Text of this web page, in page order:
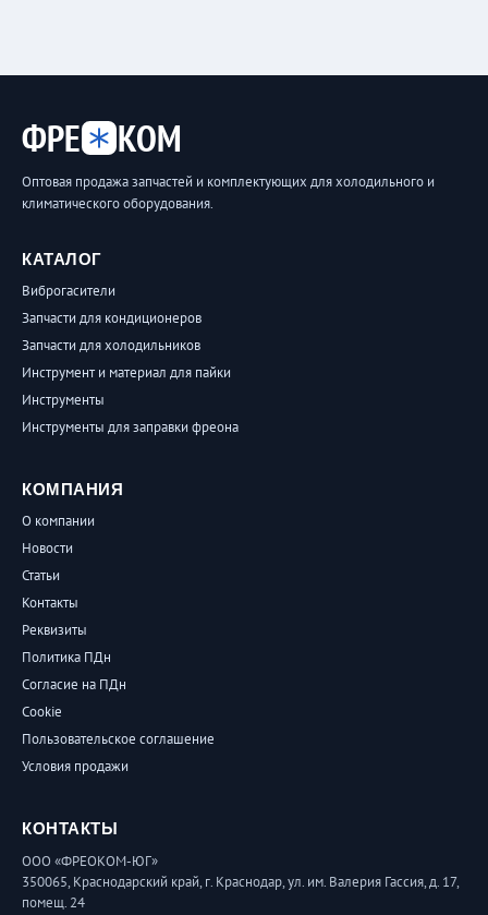
ФРЕ КОМ
Оптовая продажа запчастей и комплектующих для холодильного и
климатического оборудования.
КАТАЛОГ
Виброгасители
Запчасти для кондиционеров
Запчасти для холодильников
Инструмент и материал для пайки
Инструменты
Инструменты для заправки фреона
КОМПАНИЯ
О компании
Новости
Статьи
Контакты
Реквизиты
Политика ПДн
Согласие на ПДн
Cookie
Пользовательское соглашение
Условия продажи
КОНТАКТЫ
ООО «ФРЕОКОМ-ЮГ»
350065, Краснодарский край, г. Краснодар, ул. им. Валерия Гассия, д. 17,
помещ. 24